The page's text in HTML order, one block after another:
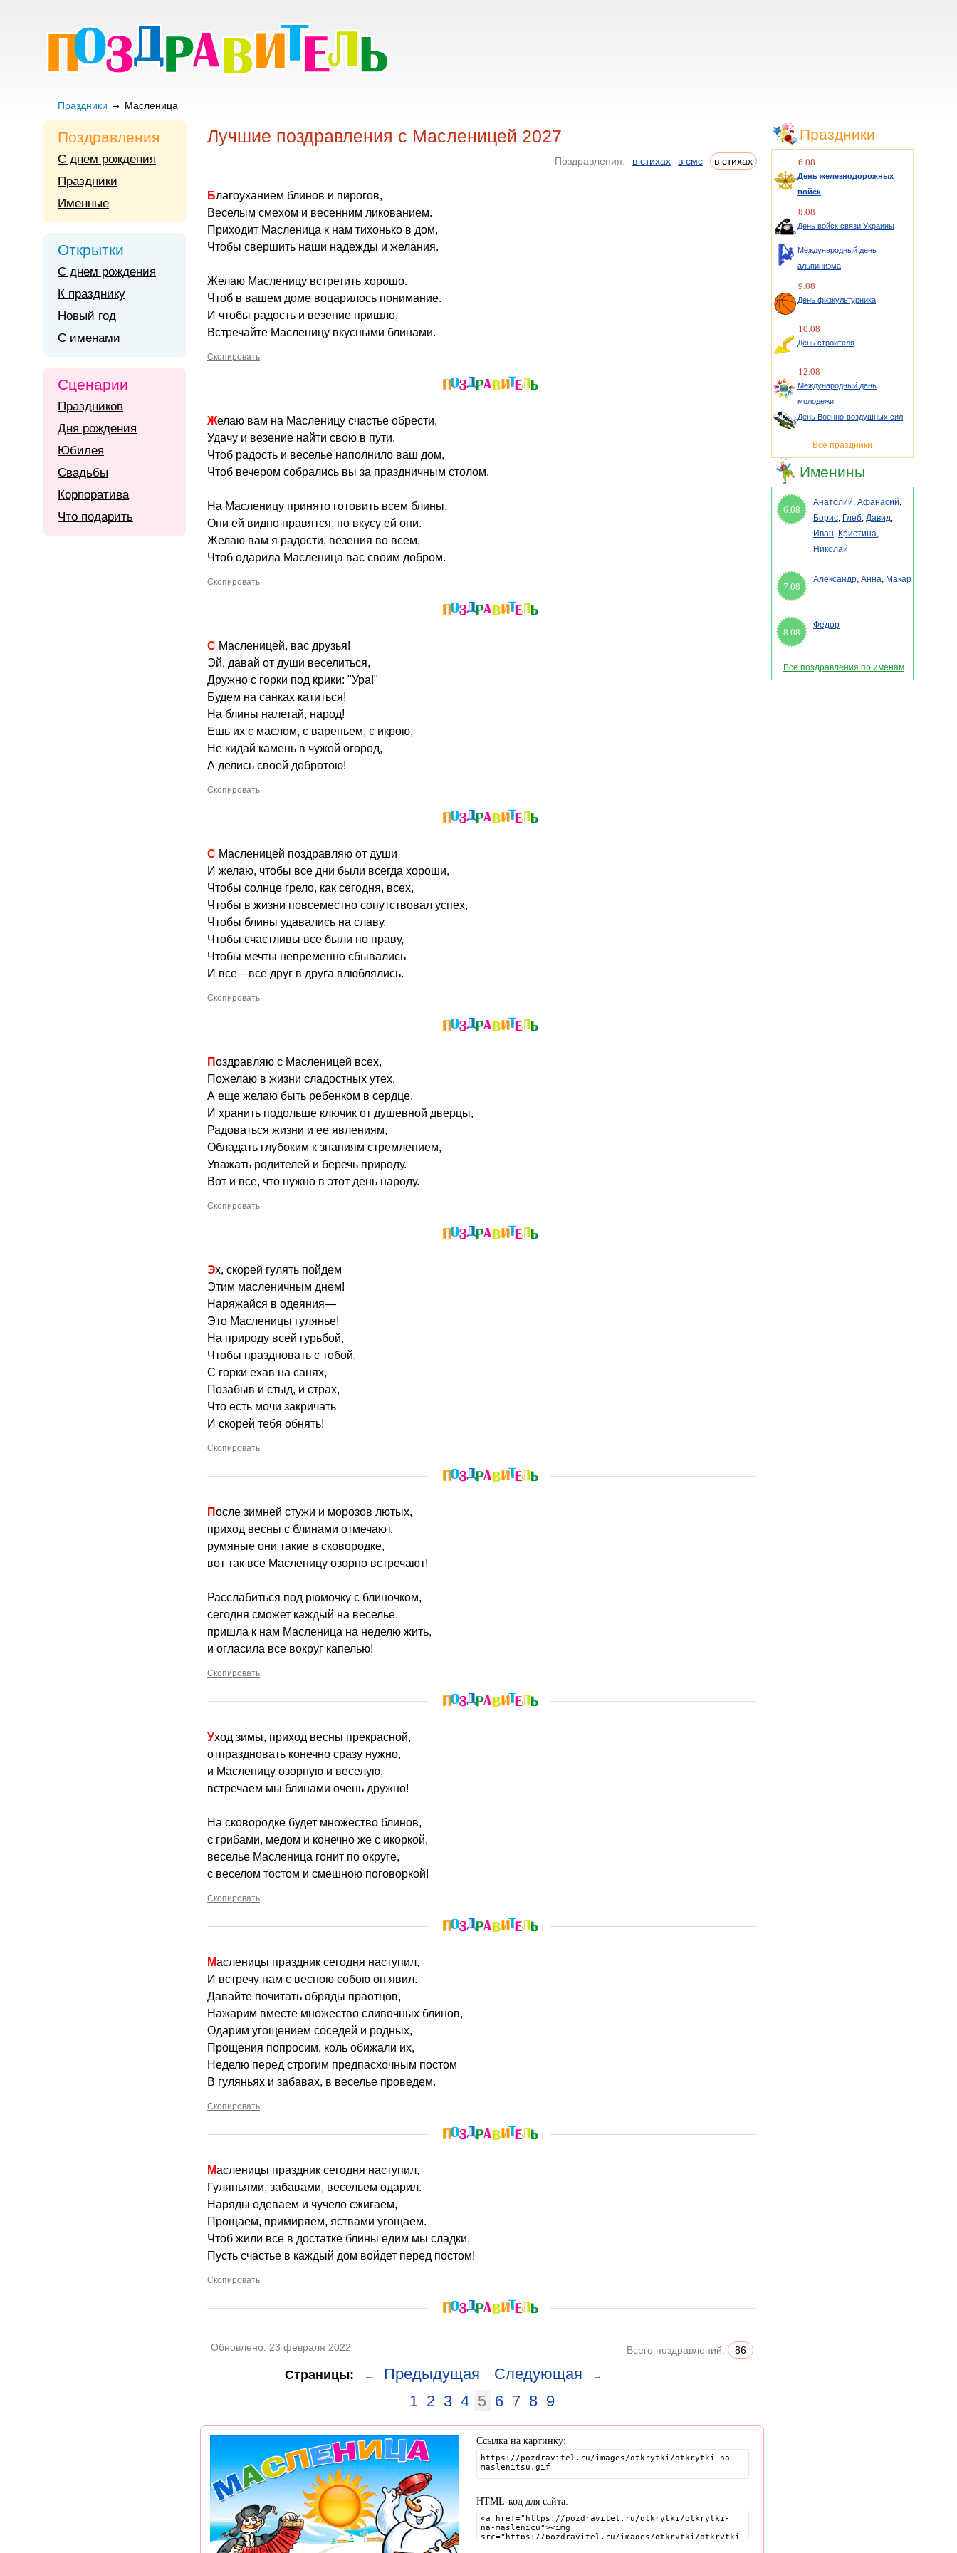
Праздники Масленица
Лучшие поздравления с Масленицей 2027
Поздравления: в стихах в смс в стихах
Благоуханием блинов и пирогов,
Веселым смехом и весенним ликованием.
Приходит Масленица к нам тихонько в дом,
Чтобы свершить наши надежды и желания.
Желаю Масленицу встретить хорошо.
Чтоб в вашем доме воцарилось понимание.
И чтобы радость и везение пришло,
Встречайте Масленицу вкусными блинами.
Скопировать
Желаю вам на Масленицу счастье обрести,
Удачу и везение найти свою в пути.
Чтоб радость и веселье наполнило ваш дом,
Чтоб вечером собрались вы за праздничным столом.
На Масленицу принято готовить всем блины.
Они ей видно нравятся, по вкусу ей они.
Желаю вам я радости, везения во всем,
Чтоб одарила Масленица вас своим добром.
Скопировать
С Масленицей, вас друзья!
Эй, давай от души веселиться,
Дружно с горки под крики: "Ура!"
Будем на санках катиться!
На блины налетай, народ!
Ешь их с маслом, с вареньем, с икрою,
Не кидай камень в чужой огород,
А делись своей добротою!
Скопировать
С Масленицей поздравляю от души
И желаю, чтобы все дни были всегда хороши,
Чтобы солнце грело, как сегодня, всех,
Чтобы в жизни повсеместно сопутствовал успех,
Чтобы блины удавались на славу,
Чтобы счастливы все были по праву,
Чтобы мечты непременно сбывались
И все—все друг в друга влюблялись.
Скопировать
Поздравляю с Масленицей всех,
Пожелаю в жизни сладостных утех,
А еще желаю быть ребенком в сердце,
И хранить подольше ключик от душевной дверцы,
Радоваться жизни и ее явлениям,
Обладать глубоким к знаниям стремлением,
Уважать родителей и беречь природу.
Вот и все, что нужно в этот день народу.
Скопировать
Эх, скорей гулять пойдем
Этим масленичным днем!
Наряжайся в одеяния—
Это Масленицы гулянье!
На природу всей гурьбой,
Чтобы праздновать с тобой.
С горки ехав на санях,
Позабыв и стыд, и страх,
Что есть мочи закричать
И скорей тебя обнять!
Скопировать
После зимней стужи и морозов лютых,
приход весны с блинами отмечают,
румяные они такие в сковородке,
вот так все Масленицу озорно встречают!
Расслабиться под рюмочку с блиночком,
сегодня сможет каждый на веселье,
пришла к нам Масленица на неделю жить,
и огласила все вокруг капелью!
Скопировать
Уход зимы, приход весны прекрасной,
отпраздновать конечно сразу нужно,
и Масленицу озорную и веселую,
встречаем мы блинами очень дружно!
На сковородке будет множество блинов,
с грибами, медом и конечно же с икоркой,
веселье Масленица гонит по округе,
с веселом тостом и смешною поговоркой!
Скопировать
Масленицы праздник сегодня наступил,
И встречу нам с весною собою он явил.
Давайте почитать обряды праотцов,
Нажарим вместе множество сливочных блинов,
Одарим угощением соседей и родных,
Прощения попросим, коль обижали их,
Неделю перед строгим предпасхочным постом
В гуляньях и забавах, в веселье проведем.
Скопировать
Масленицы праздник сегодня наступил,
Гуляньями, забавами, весельем одарил.
Наряды одеваем и чучело сжигаем,
Прощаем, примиряем, яствами угощаем.
Чтоб жили все в достатке блины едим мы сладки,
Пусть счастье в каждый дом войдет перед постом!
Скопировать
Обновлено: 23 февраля 2022 Всего поздравлений: 86
Страницы: ← Предыдущая Следующая →
1 2 3 4 5 6 7 8 9
Ссылка на картинку:
HTML-код для сайта:
Поздравления
С днем рождения
Праздники
Именные
Открытки
С днем рождения
К празднику
Новый год
С именами
Сценарии
Праздников
Дня рождения
Юбилея
Свадьбы
Корпоратива
Что подарить
Праздники
6.08
День железнодорожных
войск
8.08
День войск связи Украины
Международный день
альпинизма
9.08
День физкультурника
10.08
День строителя
12.08
Международный день
молодежи
День Военно-воздушных сил
Все праздники
Именины
6.08
Анатолий, Афанасий,
Борис, Глеб, Давид,
Иван, Кристина,
Николай
7.08
Александр, Анна, Макар
8.08
Федор
Все поздравления по именам